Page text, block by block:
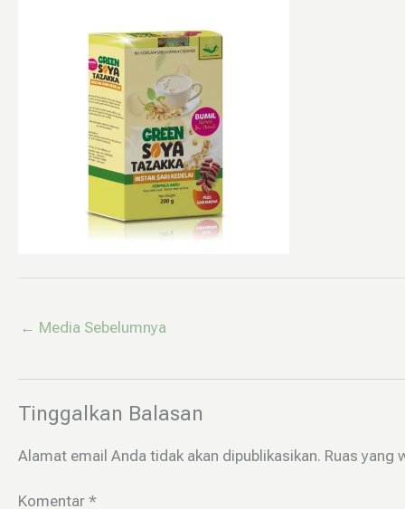
← Media Sebelumnya
Tinggalkan Balasan
Alamat email Anda tidak akan dipublikasikan. Ruas yang
Komentar *